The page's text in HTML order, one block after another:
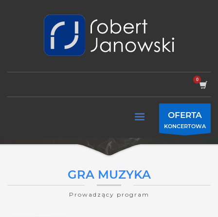
OFERTA
KONCERTOWA
GRA MUZYKA
Prowadzący program